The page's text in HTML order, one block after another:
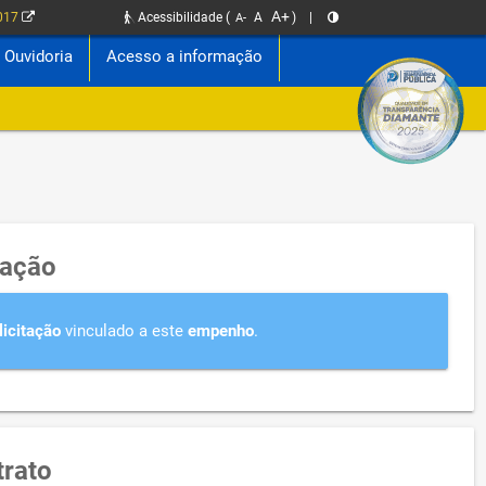
Acessibilidade ( A- A A+)
Ouvidoria Acesso a informação
licitação vinculado a esteempenho.